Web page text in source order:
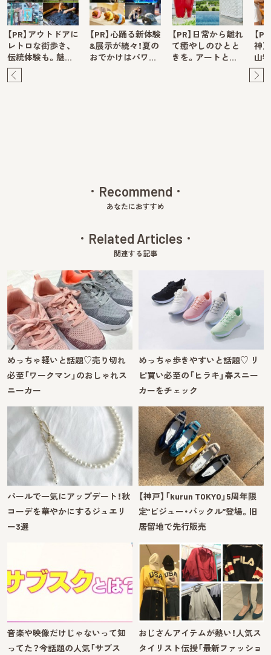
【PR】アウトドアに
レトロな街歩き、
伝統体験も。魅…
【PR】心踊る新体験
&展示が続々！夏の
おでかけはパワ…
【PR】日常から離れ
て癒やしのひとと
きを。アートと…
【
神
山
Recommend
あなたにおすすめ
Related Articles
関連する記事
めっちゃ軽いと話題♡売り切れ
必至「ワークマン」のおしゃれス
ニーカー
めっちゃ歩きやすいと話題♡ リ
ピ買い必至の「ヒラキ」春スニー
カーをチェック
パールで一気にアップデート！秋
コーデを華やかにするジュエリ
ー3選
【神戸】「kurun TOKYO」5周年限
定“ビジュー・バックル”登場。旧
居留地で先行販売
音楽や映像だけじゃないって知
ってた？今話題の人気「サブス
おじさんアイテムが熱い！人気ス
タイリスト伝授「最新ファッショ